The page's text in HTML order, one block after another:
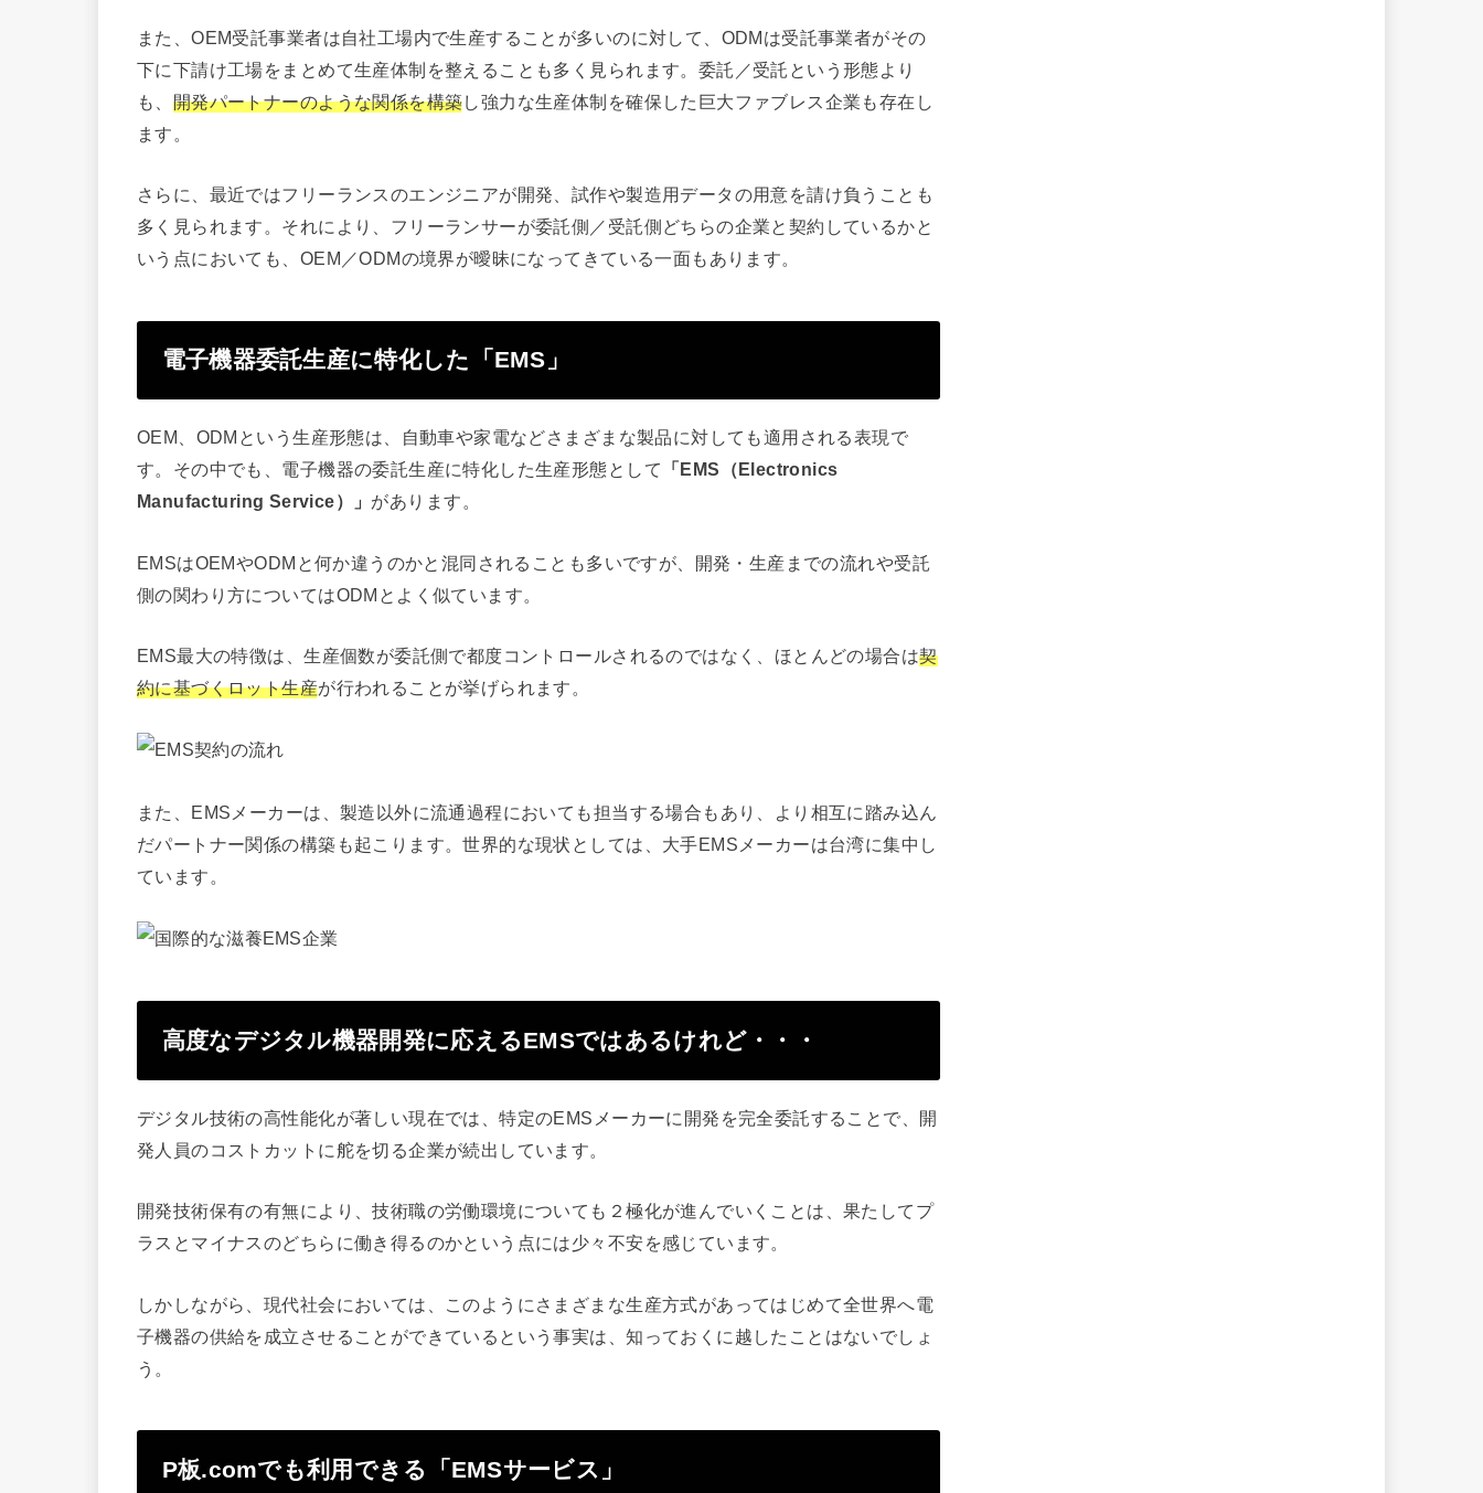
また、OEM受託事業者は自社工場内で生産することが多いのに対して、ODMは受託事業者がその
下に下請け工場をまとめて生産体制を整えることも多く見られます。委託／受託という形態より
も、 開発パートナーのような関係を構築し強力な生産体制を確保した巨大ファブレス企業も存在し
ます。
さらに、最近ではフリーランスのエンジニアが開発、試作や製造用データの用意を請け負うことも
多く見られます。それにより、フリーランサーが委託側／受託側どちらの企業と契約しているかと
いう点においても、OEM／ODMの境界が曖昧になってきている一面もあります。
電子機器委託生産に特化した「EMS」
OEM、ODMという生産形態は、自動車や家電などさまざまな製品に対しても適用される表現で
す。その中でも、電子機器の委託生産に特化した生産形態として
「EMS（Electronics
Manufacturing Service）」 があります。
EMSはOEMやODMと何か違うのかと混同されることも多いですが、開発・生産までの流れや受託
側の関わり方についてはODMとよく似ています。
EMS最大の特徴は、生産個数が委託側で都度コントロールされるのではなく、ほとんどの場合は契
約に基づくロット生産が行われることが挙げられます。
また、EMSメーカーは、製造以外に流通過程においても担当する場合もあり、より相互に踏み込ん
だパートナー関係の構築も起こります。世界的な現状としては、大手EMSメーカーは台湾に集中し
ています。
高度なデジタル機器開発に応えるEMSではあるけれど・・・
デジタル技術の高性能化が著しい現在では、特定のEMSメーカーに開発を完全委託することで、開
発人員のコストカットに舵を切る企業が続出しています。
開発技術保有の有無により、技術職の労働環境についても２極化が進んでいくことは、果たしてプ
ラスとマイナスのどちらに働き得るのかという点には少々不安を感じています。
しかしながら、現代社会においては、このようにさまざまな生産方式があってはじめて全世界へ電
子機器の供給を成立させることができているという事実は、知っておくに越したことはないでしょ
う。
P板.comでも利用できる「EMSサービス」